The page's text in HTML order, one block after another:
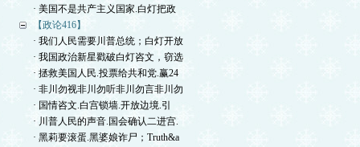
· 美国不是共产主义国家.白灯把政
【政论416】
· 我们人民需要川普总统；白灯开放
· 我国政治新星戳破白灯咨文，窃选
· 拯救美国人民.投票给共和党.赢24
· 非川勿视非川勿听非川勿言非川勿
· 国情咨文.白宫锁墙.开放边境.引
· 川普人民的声音.国会确认二进宫.
· 黑莉要滚蛋.黑婆娘诈尸；Truth&a